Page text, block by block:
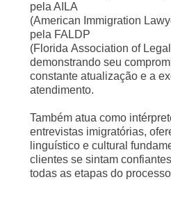
pela AILA
(American Immigration
pela FALDP
(Florida Association of
demonstrando seu
constante atualização e a
atendimento.
Também atua como
entrevistas imigratórias,
linguístico e cultural
clientes se sintam
todas as etapas do